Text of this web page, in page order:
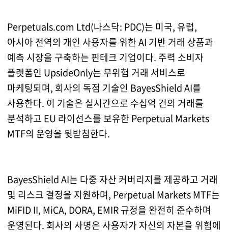
Perpetuals.com Ltd(나스닥: PDC)는 미국, 유럽,
아시아 전역의 개인 사용자를 위한 AI 기반 거래 상품과
예측 시장을 구축하는 핀테크 기업이다. 주력 소비자
플랫폼인 UpsideOnly는 무위험 거래 서비스로
마케팅되며, 회사의 독점 기술인 BayesShield AI를
사용한다. 이 기술은 실시간으로 수십억 건의 거래를
분석하고 EU 라이선스를 보유한 Perpetual Markets
MTF의 운영을 뒷받침한다.
BayesShield AI는 다중 자산 커버리지를 제공하고 거래
및 리스크 결정을 지원하며, Perpetual Markets MTF는
MiFID II, MiCA, DORA, EMIR 규정을 완전히 준수하며
운영된다. 회사의 사명은 사용자가 자신의 자본을 위험에